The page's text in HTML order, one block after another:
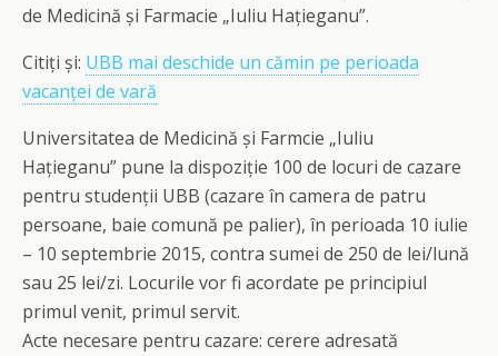
de Medicină și Farmacie „Iuliu Hațieganu”.
Citiți și: UBB mai deschide un cămin pe perioada
vacanței de vară
Universitatea de Medicină și Farmcie „Iuliu
Hațieganu” pune la dispoziție 100 de locuri de cazare
pentru studenții UBB (cazare în camera de patru
persoane, baie comună pe palier), în perioada 10 iulie
– 10 septembrie 2015, contra sumei de 250 de lei/lună
sau 25 lei/zi. Locurile vor fi acordate pe principiul
primul venit, primul servit.
Acte necesare pentru cazare: cerere adresată